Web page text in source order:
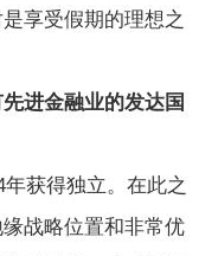
享受假期的理想之
进金融业的发达国
获得独立。在此之
战略位置和非常优